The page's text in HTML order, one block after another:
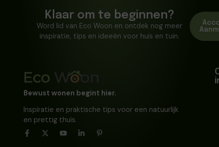
Klaar om te beginnen?
Word lid van Eco Woon en ontdek nog meer
inspiratie, tips en ideeën voor huis en tuin.
Bewust wonen begint hier.
Inspiratie en praktische tips voor een natuurlijk
en prettig thuis.